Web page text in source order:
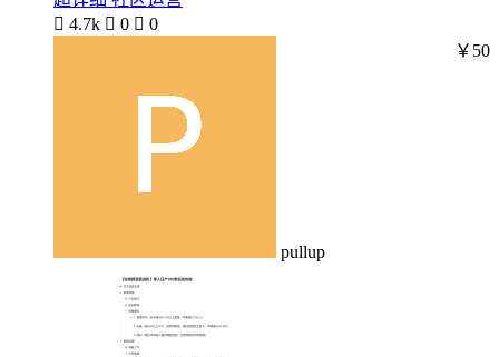
 4.7k  0  0
pullup
￥50